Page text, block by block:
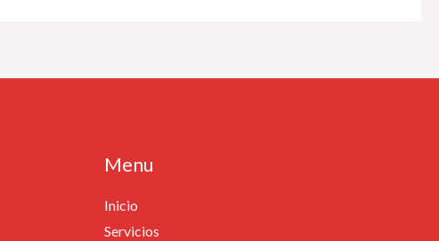
Menu
Inicio
Servicios